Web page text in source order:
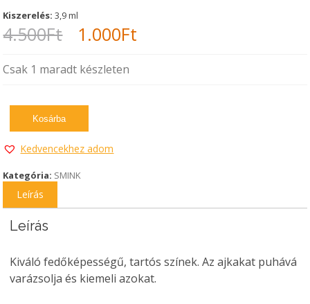
Kiszerelés: 3,9 ml
4.500Ft
Original
price
4.500Ft.
1.000Ft
Csak 1 maradt készleten
Kosárba
Kedvencekhez adom
Kategória: SMINK
Leírás
Leírás
Kiváló fedőképességű, tartós színek. Az ajkakat puhává
varázsolja és kiemeli azokat.